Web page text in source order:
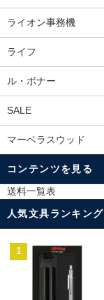
ライオン事務機
ライフ
ル・ボナー
SALE
マーベラスウッド
コンテンツを見る
送料一覧表
人気文具ランキング
1